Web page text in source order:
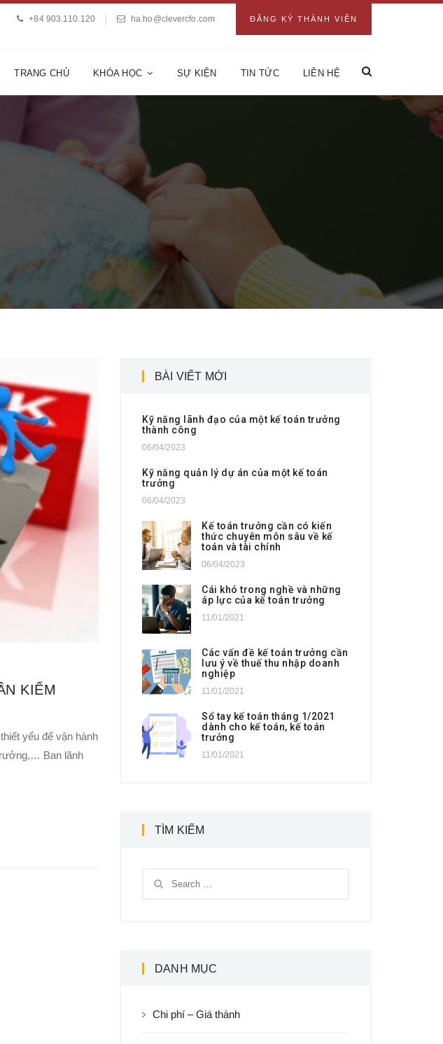
ĐĂNG KÝ THÀNH VIÊN
+84 903.110.120 ha.ho@clevercfo.com
TRANG CHỦ KHÓA HỌC SỰ KIỆN TIN TỨC LIÊN HỆ
KIỂM
yếu để vận hành
Ban lãnh
BÀI VIẾT MỚI
Kỹ năng lãnh đạo của một kế toán trưởng
thành công
06/04/2023
Kỹ năng quản lý dự án của một kế toán
trưởng
06/04/2023
Kế toán trưởng cần có kiến
thức chuyên môn sâu về kế
toán và tài chính
06/04/2023
Cái khó trong nghề và những
áp lực của kế toán trưởng
11/01/2021
Các vấn đề kế toán trưởng cần
lưu ý về thuế thu nhập doanh
nghiệp
11/01/2021
Sổ tay kế toán tháng 1/2021
dành cho kế toán, kế toán
trưởng
11/01/2021
TÌM KIẾM
DANH MỤC
Chi phí – Giá thành